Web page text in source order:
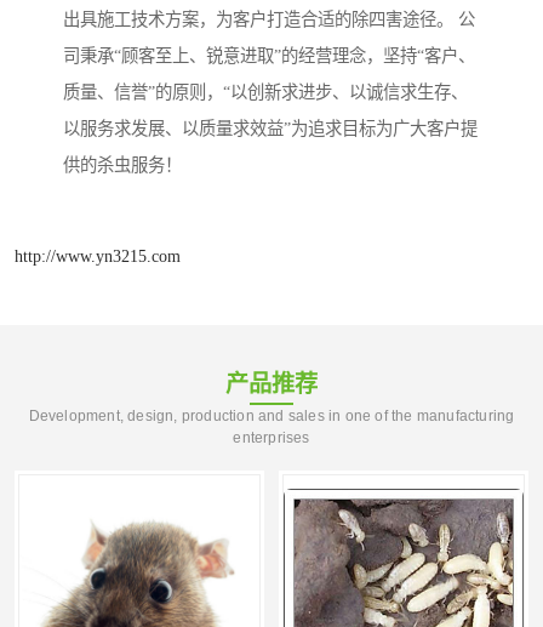
出具施工技术方案，为客户打造合适的除四害途径。 公
司秉承“顾客至上、锐意进取”的经营理念，坚持“客户、
质量、信誉”的原则，“以创新求进步、以诚信求生存、
以服务求发展、以质量求效益”为追求目标为广大客户提
供的杀虫服务！
http://www.yn3215.com
产品推荐
Development, design, production and sales in one of the manufacturing
enterprises